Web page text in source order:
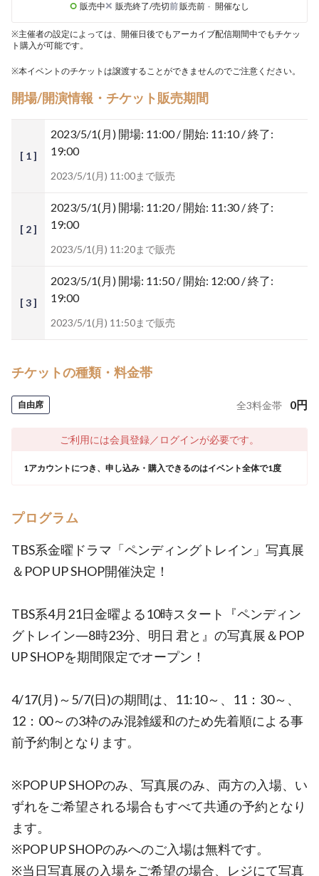
販売中 販売終了/売切前販売前 - 開催なし
※主催者の設定によっては、開催日後でもアーカイブ配信期間中でもチケッ
ト購入が可能です。
※本イベントのチケットは譲渡することができませんのでご注意ください。
開場/開演情報・チケット販売期間
[ 1 ]
2023/5/1(月) 開場: 11:00 / 開始: 11:10 / 終了:
19:00
2023/5/1(月) 11:00まで販売
[ 2 ]
2023/5/1(月) 開場: 11:20 / 開始: 11:30 / 終了:
19:00
2023/5/1(月) 11:20まで販売
[ 3 ]
2023/5/1(月) 開場: 11:50 / 開始: 12:00 / 終了:
19:00
2023/5/1(月) 11:50まで販売
チケットの種類・料金帯
自由席 全3料金帯 0円
ご利用には会員登録／ログインが必要です。
1アカウントにつき、申し込み・購入できるのはイベント全体で1度
プログラム
TBS系金曜ドラマ「ペンディングトレイン」写真展
＆POP UP SHOP開催決定！
TBS系4月21日金曜よる10時スタート『ペンディン
グトレイン―8時23分、明日 君と』の写真展＆POP
UP SHOPを期間限定でオープン！
4/17(月)～5/7(日)の期間は、11:10～、11：30～、
12：00～の3枠のみ混雑緩和のため先着順による事
前予約制となります。
※POP UP SHOPのみ、写真展のみ、両方の入場、い
ずれをご希望される場合もすべて共通の予約となり
ます。
※POP UP SHOPのみへのご入場は無料です。
※当日写真展の入場をご希望の場合、レジにて写真